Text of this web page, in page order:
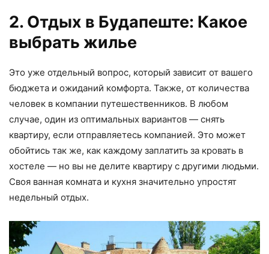
2. Отдых в Будапеште: Какое
выбрать жилье
Это уже отдельный вопрос, который зависит от вашего
бюджета и ожиданий комфорта. Также, от количества
человек в компании путешественников. В любом
случае, один из оптимальных вариантов — снять
квартиру, если отправляетесь компанией. Это может
обойтись так же, как каждому заплатить за кровать в
хостеле — но вы не делите квартиру с другими людьми.
Своя ванная комната и кухня значительно упростят
недельный отдых.